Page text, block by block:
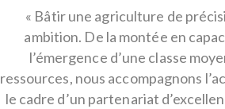
« Bâtir une agriculture de
ambition. De la montée en
l’émergence d’une classe
ressources, nous accompagnons
le cadre d’un partenariat